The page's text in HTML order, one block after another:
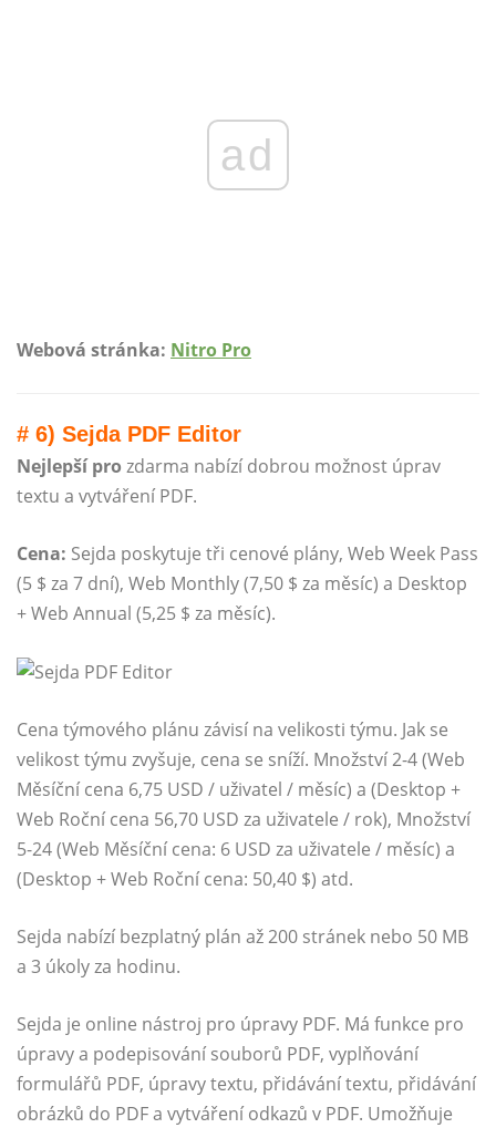
ad
Webová stránka: Nitro Pro
# 6) Sejda PDF Editor
Nejlepší pro zdarma nabízí dobrou možnost úprav
textu a vytváření PDF.
Cena: Sejda poskytuje tři cenové plány, Web Week Pass
(5 $ za 7 dní), Web Monthly (7,50 $ za měsíc) a Desktop
+ Web Annual (5,25 $ za měsíc).
Cena týmového plánu závisí na velikosti týmu. Jak se
velikost týmu zvyšuje, cena se sníží. Množství 2-4 (Web
Měsíční cena 6,75 USD / uživatel / měsíc) a (Desktop +
Web Roční cena 56,70 USD za uživatele / rok), Množství
5-24 (Web Měsíční cena: 6 USD za uživatele / měsíc) a
(Desktop + Web Roční cena: 50,40 $) atd.
Sejda nabízí bezplatný plán až 200 stránek nebo 50 MB
a 3 úkoly za hodinu.
Sejda je online nástroj pro úpravy PDF. Má funkce pro
úpravy a podepisování souborů PDF, vyplňování
formulářů PDF, úpravy textu, přidávání textu, přidávání
obrázků do PDF a vytváření odkazů v PDF. Umožňuje